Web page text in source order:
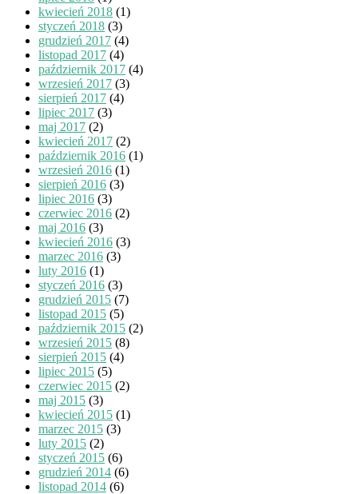
kwiecień 2018 (1)
styczeń 2018 (3)
grudzień 2017 (4)
listopad 2017 (4)
październik 2017 (4)
wrzesień 2017 (3)
sierpień 2017 (4)
lipiec 2017 (3)
maj 2017 (2)
kwiecień 2017 (2)
październik 2016 (1)
wrzesień 2016 (1)
sierpień 2016 (3)
lipiec 2016 (3)
czerwiec 2016 (2)
maj 2016 (3)
kwiecień 2016 (3)
marzec 2016 (3)
luty 2016 (1)
styczeń 2016 (3)
grudzień 2015 (7)
listopad 2015 (5)
październik 2015 (2)
wrzesień 2015 (8)
sierpień 2015 (4)
lipiec 2015 (5)
czerwiec 2015 (2)
maj 2015 (3)
kwiecień 2015 (1)
marzec 2015 (3)
luty 2015 (2)
styczeń 2015 (6)
grudzień 2014 (6)
listopad 2014 (6)